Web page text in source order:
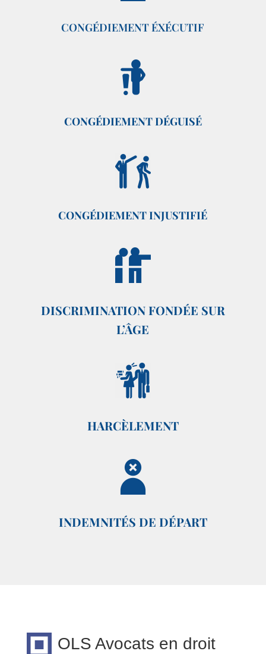
CONGÉDIEMENT ÉXÉCUTIF
CONGÉDIEMENT DÉGUISÉ
CONGÉDIEMENT INJUSTIFIÉ
DISCRIMINATION FONDÉE SUR
L’ÂGE
HARCÈLEMENT
INDEMNITÉS DE DÉPART
OLS Avocats en droit